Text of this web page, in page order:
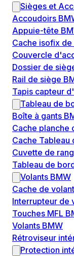
Sièges et
Accoudoirs
Appuie-tête
Cache isofix
Couvercle
Dossier de
Rail de siège
Tapis capteur
Tableau de
Boîte à gants
Cache planche
Cache Tableau
Cuvette de
Tableau de
Volants BMW
Cache de
Interrupteur de
Touches MFL
Volants BMW
Rétroviseur
Protection